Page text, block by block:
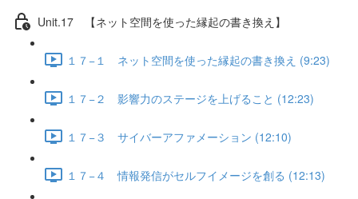
Unit.17 【ネット空間を使った縁起の書き換え】
１７−１ ネット空間を使った縁起の書き換え (9:23)
１７−２ 影響力のステージを上げること (12:23)
１７−３ サイバーアファメーション (12:10)
１７−４ 情報発信がセルフイメージを創る (12:13)